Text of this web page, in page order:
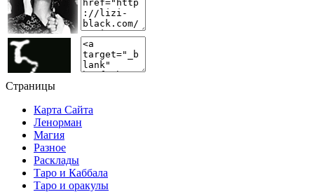
Страницы
Карта Сайта
Ленорман
Магия
Разное
Расклады
Таро и Каббала
Таро и оракулы